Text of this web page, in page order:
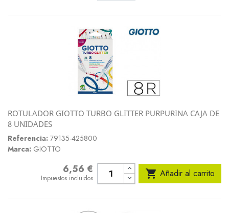
ROTULADOR GIOTTO TURBO GLITTER PURPURINA CAJA DE
8 UNIDADES
Referencia: 79135-425800
Marca: GIOTTO
6,56 €
Impuestos incluidos  Añadir al carrito